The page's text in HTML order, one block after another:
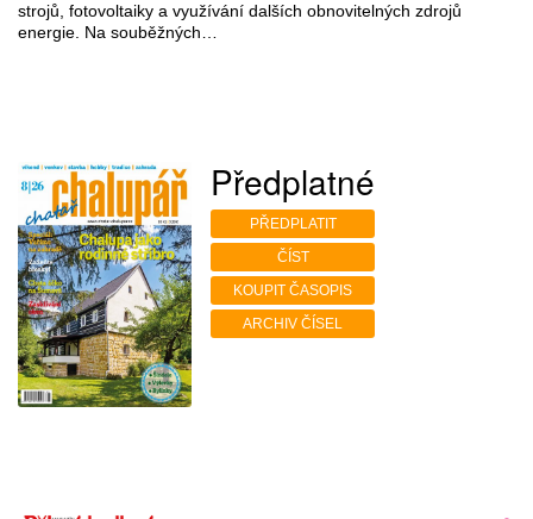
strojů, fotovoltaiky a využívání dalších obnovitelných zdrojů
energie. Na souběžných…
Předplatné
PŘEDPLATIT
ČÍST
KOUPIT ČASOPIS
ARCHIV ČÍSEL